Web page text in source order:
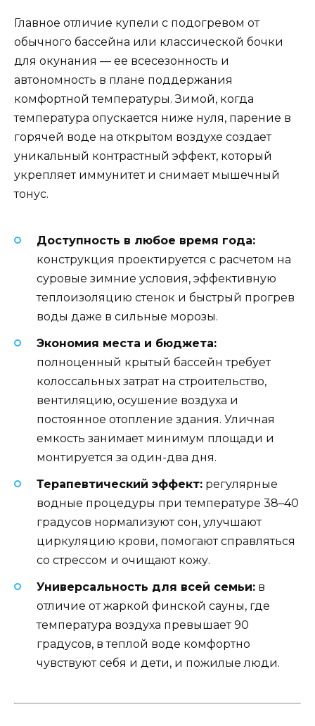
Главное отличие купели с подогревом от
обычного бассейна или классической бочки
для окунания — ее всесезонность и
автономность в плане поддержания
комфортной температуры. Зимой, когда
температура опускается ниже нуля, парение в
горячей воде на открытом воздухе создает
уникальный контрастный эффект, который
укрепляет иммунитет и снимает мышечный
тонус.
Доступность в любое время года:
конструкция проектируется с расчетом на
суровые зимние условия, эффективную
теплоизоляцию стенок и быстрый прогрев
воды даже в сильные морозы.
Экономия места и бюджета:
полноценный крытый бассейн требует
колоссальных затрат на строительство,
вентиляцию, осушение воздуха и
постоянное отопление здания. Уличная
емкость занимает минимум площади и
монтируется за один-два дня.
Терапевтический эффект: регулярные
водные процедуры при температуре 38–40
градусов нормализуют сон, улучшают
циркуляцию крови, помогают справляться
со стрессом и очищают кожу.
Универсальность для всей семьи: в
отличие от жаркой финской сауны, где
температура воздуха превышает 90
градусов, в теплой воде комфортно
чувствуют себя и дети, и пожилые люди.